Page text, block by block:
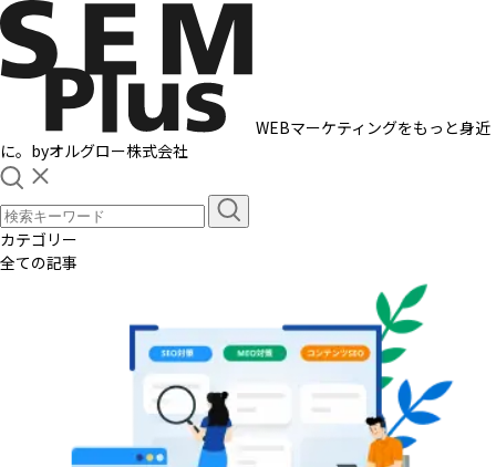
WEBマーケティングをもっと身近
に。 byオルグロー株式会社
カテゴリー
全ての記事